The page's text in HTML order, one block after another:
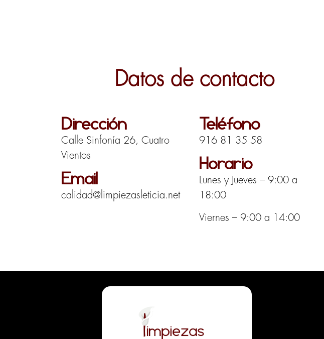
Datos de contacto
Dirección
Calle Sinfonía 26, Cuatro
Vientos
Email
calidad@limpiezasleticia.net
Teléfono
916 81 35 58
Horario
Lunes y Jueves – 9:00 a
18:00
Viernes – 9:00 a 14:00